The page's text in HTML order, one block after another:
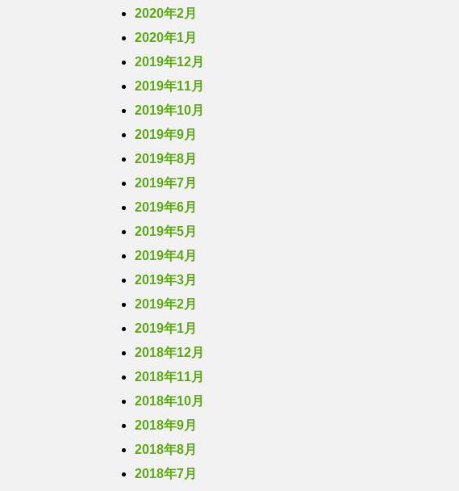
2020年2月
2020年1月
2019年12月
2019年11月
2019年10月
2019年9月
2019年8月
2019年7月
2019年6月
2019年5月
2019年4月
2019年3月
2019年2月
2019年1月
2018年12月
2018年11月
2018年10月
2018年9月
2018年8月
2018年7月